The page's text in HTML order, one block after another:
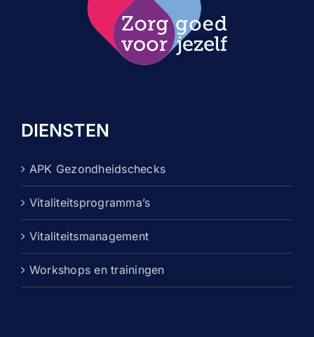
DIENSTEN
APK Gezondheidschecks
Vitaliteitsprogramma’s
Vitaliteitsmanagement
Workshops en trainingen